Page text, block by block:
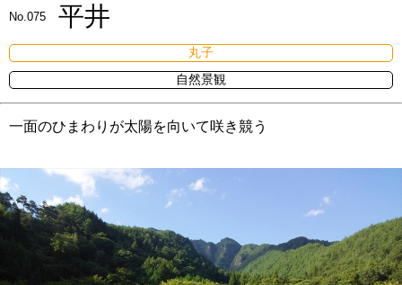
No.075 平井
丸子
自然景観
一面のひまわりが太陽を向いて咲き競う